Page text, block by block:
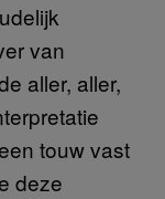
van
aller, aller,
touw vast
deze